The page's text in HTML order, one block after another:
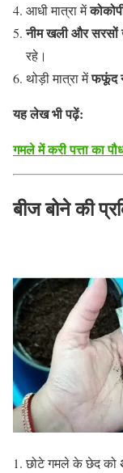
आधी मात्रा में
नीम खली और सरसों
रहे।
थोड़ी मात्रा मेंफफूंद
यह लेख भी पढ़ें:
गमले में करी पत्ता का
बीज बोने की
छोटे गमले के छेद को